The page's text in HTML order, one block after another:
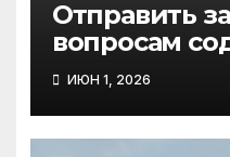
Отправить
вопросам
придомовой
можно через
приложение
ИЮН 1, 2026